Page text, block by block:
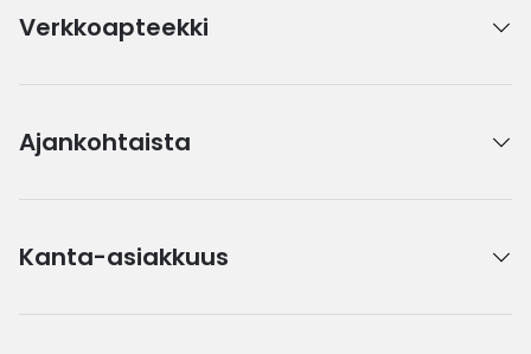
Verkkoapteekki
Ajankohtaista
Kanta-asiakkuus